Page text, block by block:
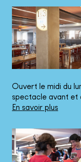
Ouvert le midi du
spectacle avant et
En savoir plus